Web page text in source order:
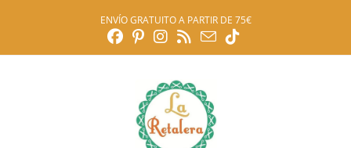
ENVÍO GRATUITO A PARTIR DE 75€